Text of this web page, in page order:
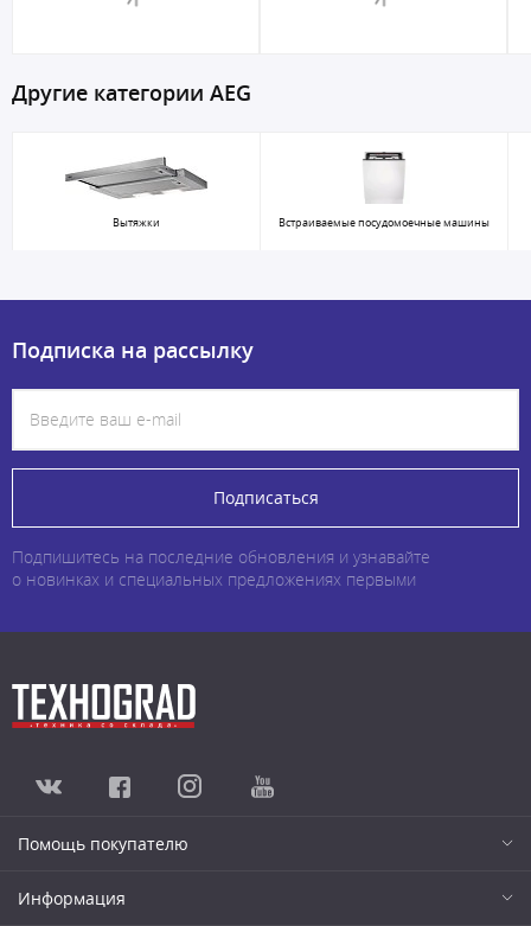
Другие категории AEG
Вытяжки Встраиваемые посудомоечные машины
Подписка на рассылку
Подписаться
Подпишитесь на последние обновления и узнавайте
о новинках и специальных предложениях первыми
Помощь покупателю
Информация